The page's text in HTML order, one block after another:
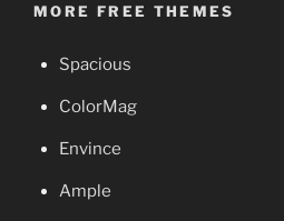
MORE FREE THEMES
Spacious
ColorMag
Envince
Ample